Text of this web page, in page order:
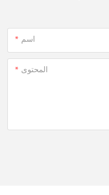
اسم
المحتوى